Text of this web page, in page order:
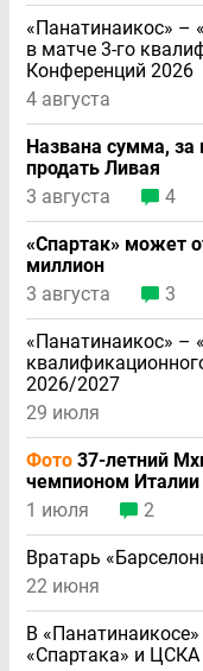
«Панатинаикос» –
в матче 3-го
Конференций 2026
4 августа
Названа сумма, за
продать Ливая
3 августа
4
«Спартак» может
миллион
3 августа
3
«Панатинаикос» –
2026/2027
29 июля
Фото 37-летний
чемпионом Италии
1 июля
2
Вратарь
22 июня
В
«Спартака» и